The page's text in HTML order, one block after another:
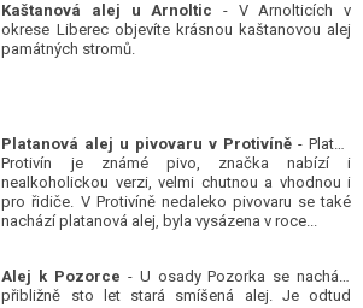
Kaštanová alej u Arnoltic - V Arnolticích v
okrese Liberec objevíte krásnou kaštanovou alej
památných stromů.
Platanová alej u pivovaru v Protivíně - Platan
Protivín je známé pivo, značka nabízí i
nealkoholickou verzi, velmi chutnou a vhodnou i
pro řidiče. V Protivíně nedaleko pivovaru se také
nachází platanová alej, byla vysázena v roce...
Alej k Pozorce - U osady Pozorka se nachází
přibližně sto let stará smíšená alej. Je odtud